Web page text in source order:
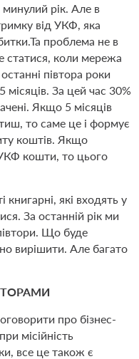
рік. Але в
від УКФ, яка
проблема не в
статися, коли мережа
півтора роки
За цей час 30%
Якщо 5 місяців
то саме це і формує
коштів. Якщо
кошти, то цього
які входять у
За останній рік ми
Що буде
вирішити. Але багато
про бізнес-
місійність
все це також є